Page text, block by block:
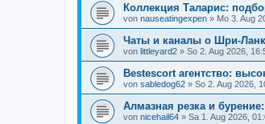
Коллекция Таларис:
von nauseatingexpen » Mo 3. Aug
Чаты и каналы о Шри-
von littleyard2 » So 2. Aug 2026,
Bestescort агентство:
von sabledog62 » So 2. Aug 2026,
Алмазная резка и
von nicehail64 » Sa 1. Aug 2026,